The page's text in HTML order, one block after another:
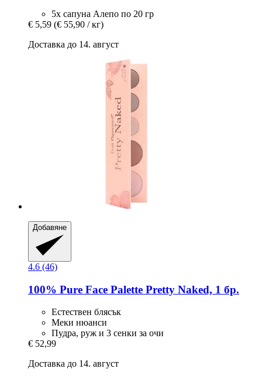
5x сапуна Алепо по 20 гр
€ 5,59 (€ 55,90 / кг)
Доставка до 14. август
Добавяне
4.6 (46)
100% Pure Face Palette Pretty Naked, 1 бр.
Естествен блясък
Меки нюанси
Пудра, руж и 3 сенки за очи
€ 52,99
Доставка до 14. август